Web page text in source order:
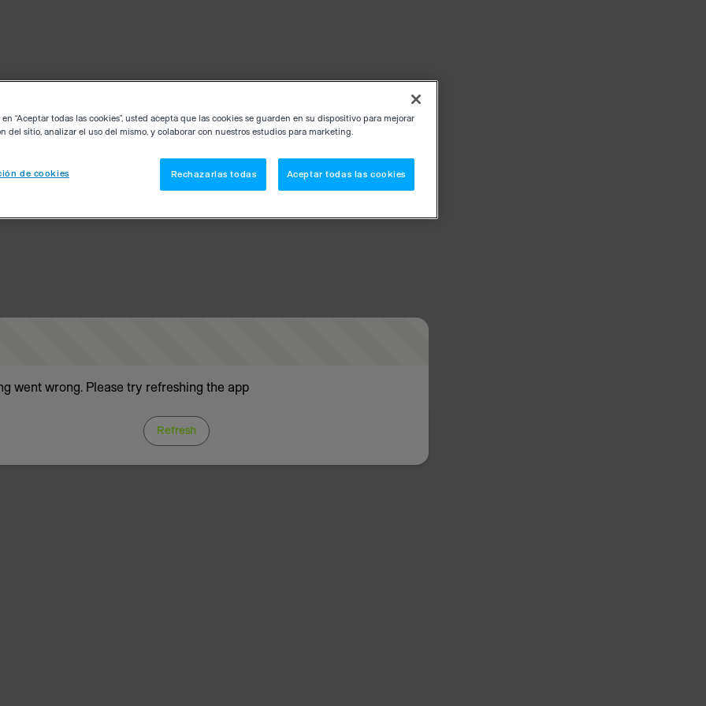
went wrong. Please try refreshing the app
Refresh
“Aceptar todas las cookies”, usted acepta que las cookies se guarden en su dispositivo para mejorar
del sitio, analizar el uso del mismo, y colaborar con nuestros estudios para marketing.
de cookies Rechazarlas todas Aceptar todas las cookies